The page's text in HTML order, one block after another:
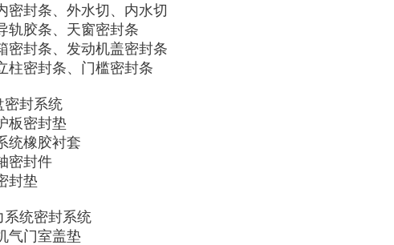
密封条、外水切、内水切
轨胶条、天窗密封条
密封条、发动机盖密封条
柱密封条、门槛密封条
密封系统
板密封垫
统橡胶衬套
密封件
封垫
系统密封系统
气门室盖垫